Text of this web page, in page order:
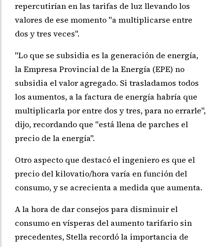
repercutirían en las tarifas de luz llevando los
valores de ese momento "a multiplicarse entre
dos y tres veces".
"Lo que se subsidia es la generación de energía,
la Empresa Provincial de la Energía (EPE) no
subsidia el valor agregado. Si trasladamos todos
los aumentos, a la factura de energía habría que
multiplicarla por entre dos y tres, para no errarle",
dijo, recordando que "está llena de parches el
precio de la energía".
Otro aspecto que destacó el ingeniero es que el
precio del kilovatio/hora varía en función del
consumo, y se acrecienta a medida que aumenta.
A la hora de dar consejos para disminuir el
consumo en vísperas del aumento tarifario sin
precedentes, Stella recordó la importancia de